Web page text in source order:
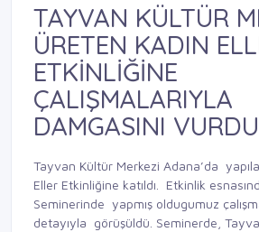
TAYVAN KÜLTÜR
ÜRETEN KADIN
ETKİNLİĞİNE
ÇALIŞMALARIYLA
DAMGASINI
Tayvan Kültür Merkezi Adana’da
Eller Etkinliğine katıldı. Etkinlik
Seminerinde yapmış oldugumuz
detayıyla görüşüldü. Seminerde,